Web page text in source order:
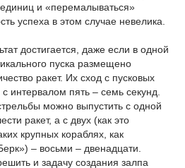
и «перемалываться»
успеха в этом случае невелика.
достигается, даже если в одной
пуска размещено
ракет. Их сход с пусковых
интервалом пять – семь секунд.
можно выпустить с одной
ракет, а с двух (как это
крупных кораблях, как
– восьми – двенадцати.
и задачу создания залпа